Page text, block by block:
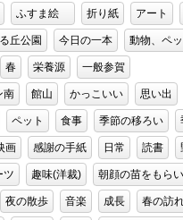
ふすま絵 折り紙 アート
丘公園 今日の一本 動物、ペッ
春 栄養源 一般参賀
南 館山 かっこいい 思い出
ペット 食事 季節の移ろい
画 感謝の手紙 日常 読書
ツ 趣味(洋裁) 朝顔の苗をもら
夜の散歩 音楽 成長 春の訪